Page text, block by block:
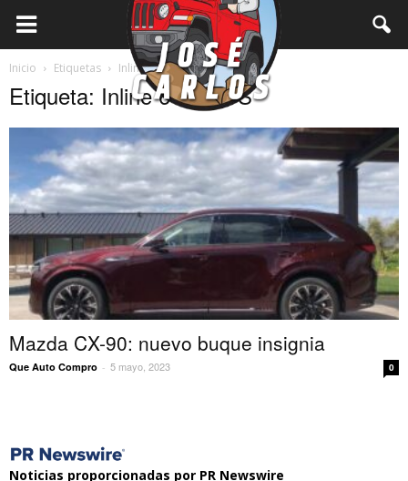
Inicio Etiquetas Inline 6 Turbo S
Etiqueta: Inline 6 Turbo S
Mazda CX-90: nuevo buque insignia
Que Auto Compro - 5 mayo, 2023 0
Noticias proporcionadas por PR Newswire